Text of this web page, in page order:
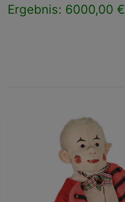
Ergebnis: 6000,00 €